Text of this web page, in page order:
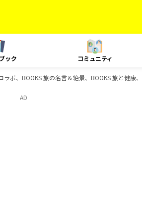
ック コミュニティ
、BOOKS 旅の名言＆絶景、BOOKS 旅と健康
AD